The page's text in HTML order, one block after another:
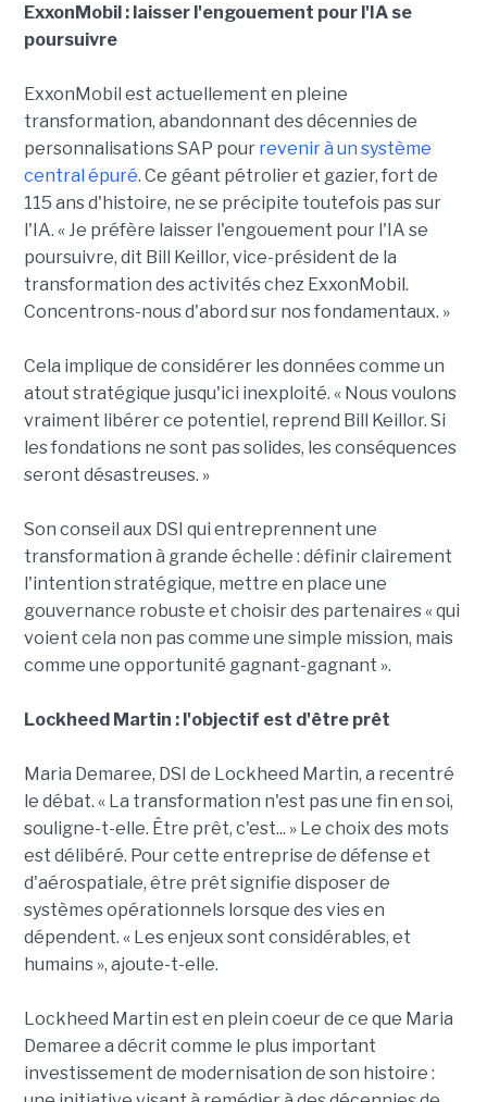
ExxonMobil : laisser l'engouement pour l'IA se
poursuivre
ExxonMobil est actuellement en pleine
transformation, abandonnant des décennies de
personnalisations SAP pour revenir à un système
central épuré. Ce géant pétrolier et gazier, fort de
115 ans d'histoire, ne se précipite toutefois pas sur
l'IA. « Je préfère laisser l'engouement pour l'IA se
poursuivre, dit Bill Keillor, vice-président de la
transformation des activités chez ExxonMobil.
Concentrons-nous d'abord sur nos fondamentaux. »
Cela implique de considérer les données comme un
atout stratégique jusqu'ici inexploité. « Nous voulons
vraiment libérer ce potentiel, reprend Bill Keillor. Si
les fondations ne sont pas solides, les conséquences
seront désastreuses. »
Son conseil aux DSI qui entreprennent une
transformation à grande échelle : définir clairement
l'intention stratégique, mettre en place une
gouvernance robuste et choisir des partenaires « qui
voient cela non pas comme une simple mission, mais
comme une opportunité gagnant-gagnant ».
Lockheed Martin : l'objectif est d'être prêt
Maria Demaree, DSI de Lockheed Martin, a recentré
le débat. « La transformation n'est pas une fin en soi,
souligne-t-elle. Être prêt, c'est... » Le choix des mots
est délibéré. Pour cette entreprise de défense et
d'aérospatiale, être prêt signifie disposer de
systèmes opérationnels lorsque des vies en
dépendent. « Les enjeux sont considérables, et
humains », ajoute-t-elle.
Lockheed Martin est en plein coeur de ce que Maria
Demaree a décrit comme le plus important
investissement de modernisation de son histoire :